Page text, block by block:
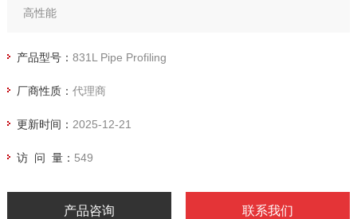
高性能
低功耗
体积小巧
内置俯仰/滚动传感器
产品型号： 831L Pipe Profiling
厂商性质： 代理商
更新时间： 2025-12-21
访 问 量： 549
产品咨询 联系我们